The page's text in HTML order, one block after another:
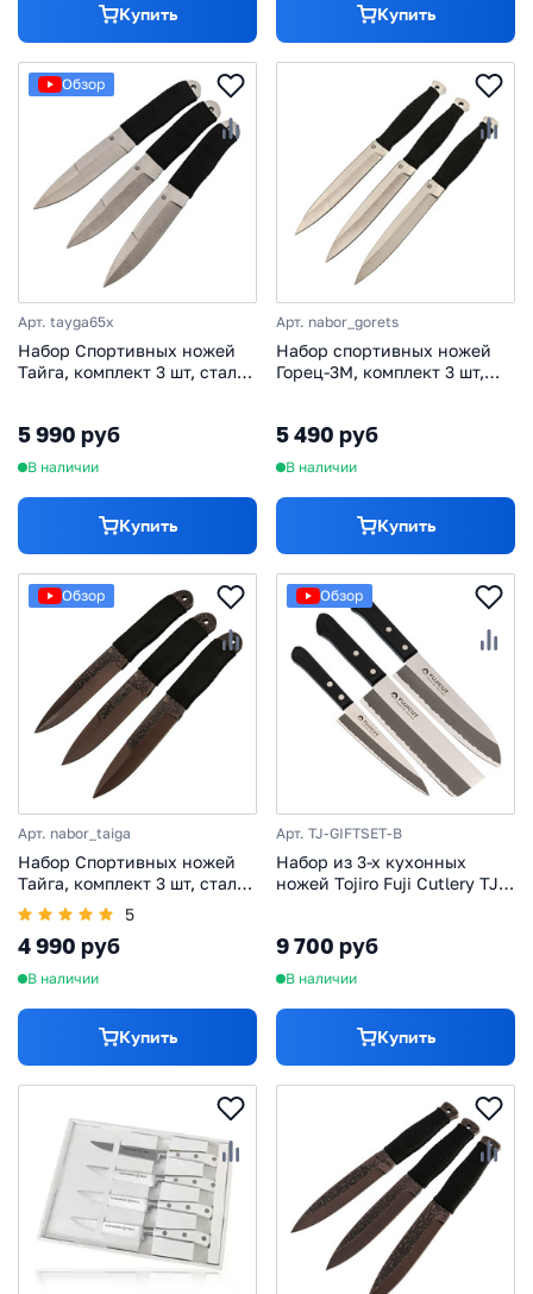
Купить Купить
Обзор
Арт. tayga65x
Набор Спортивных ножей
Тайга, комплект 3 шт, сталь
5 990 руб
В наличии
Купить
Арт. nabor_gorets
Набор спортивных ножей
Горец-3М, комплект 3 шт,
5 490 руб
В наличии
Купить
Обзор
Арт. nabor_taiga
Набор Спортивных ножей
Тайга, комплект 3 шт, сталь
65Г
5
4 990 руб
В наличии
Купить
Обзор
Арт. TJ-GIFTSET-B
Набор из 3-х кухонных
ножей Tojiro Fuji Cutlery TJ-
9 700 руб
В наличии
Купить